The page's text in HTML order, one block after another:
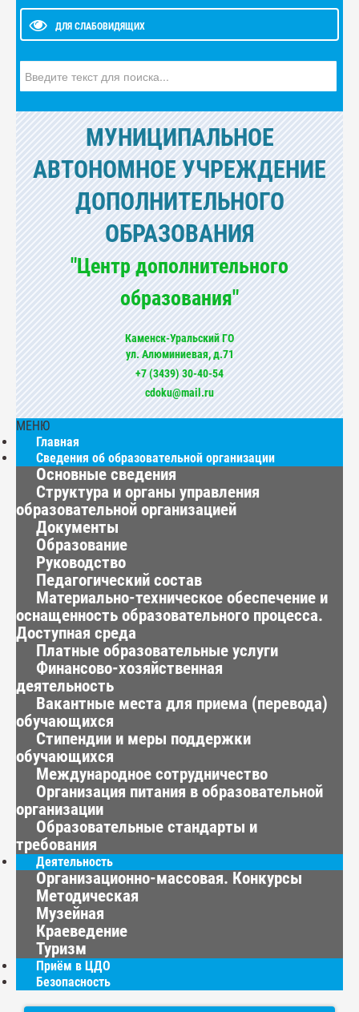
ДЛЯ СЛАБОВИДЯЩИХ
МУНИЦИПАЛЬНОЕ
АВТОНОМНОЕ УЧРЕЖДЕНИЕ
ДОПОЛНИТЕЛЬНОГО
ОБРАЗОВАНИЯ
"Центр дополнительного
образования"
Каменск-Уральский ГО
ул. Алюминиевая, д.71
+7 (3439) 30-40-54
cdoku@mail.ru
МЕНЮ
Главная
Сведения об образовательной организации
Основные сведения
Структура и органы управления
образовательной организацией
Документы
Образование
Руководство
Педагогический состав
Материально-техническое обеспечение и
оснащенность образовательного процесса.
Доступная среда
Платные образовательные услуги
Финансово-хозяйственная
деятельность
Вакантные места для приема (перевода)
обучающихся
Стипендии и меры поддержки
обучающихся
Международное сотрудничество
Организация питания в образовательной
организации
Образовательные стандарты и
требования
Деятельность
Организационно-массовая. Конкурсы
Методическая
Музейная
Краеведение
Туризм
Приём в ЦДО
Безопасность